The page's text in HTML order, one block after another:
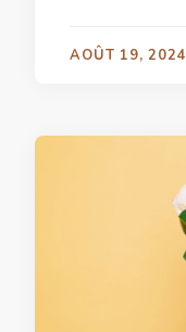
AOÛT 19, 2024